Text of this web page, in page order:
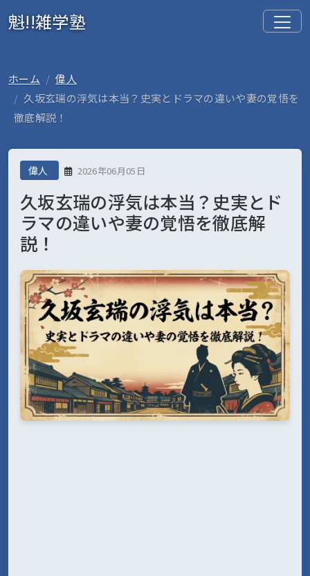
魁!!雑学塾
ホーム
偉人
久坂玄瑞の浮気は本当？史実とドラマの違いや妻の覚悟を
徹底解説！
偉人 2026年06月05日
久坂玄瑞の浮気は本当？史実とド
ラマの違いや妻の覚悟を徹底解
説！